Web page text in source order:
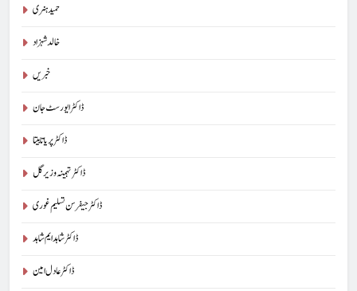
حمید ہنری
خالد شہزاد
خبریں
ڈاکٹر ایورسٹ جان
ڈاکٹر پریا تابیتا
ڈاکٹر تہمینہ وزیر گل
ڈاکٹر جیفرسن تسلیم غوری
ڈاکٹر شاہد ایم شاہد
ڈاکٹر عادل امین